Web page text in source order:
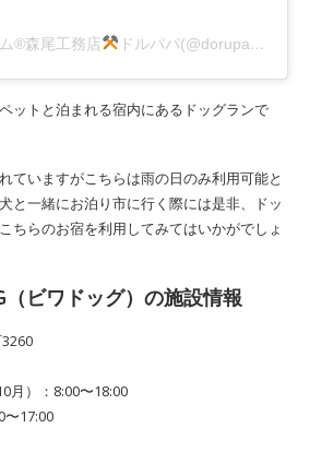
®︎森尾工務店 ドルパパ(@dorupapa1112)がシェアした投稿
ットと泊まれる宿内にあるドッグランで
ていますがこちらは雨の日のみ利用可能と
と一緒にお泊り市に行く際には是非、ドッ
ちらのお宿を利用してみてはいかがでしょ
ビワドッグ）の施設情報
月）：8:00〜18:00
〜17:00